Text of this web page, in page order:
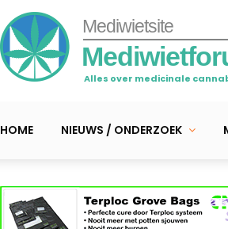
Mediwietsite
Alles over medicinale
HOME NIEUWS / ONDERZOEK